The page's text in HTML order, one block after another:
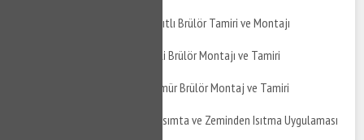
Altıeylül Balıklı Çift Yakıtlı Brülör Tamiri ve Montajı
Altıeylül Balıklı Üflemeli Brülör Montajı ve Tamiri
Altıeylül Balıklı Toz Kömür Brülör Montaj ve Tamiri
Altıeylül Balıklı Yerden Isımta ve Zeminden Isıtma Uygulaması